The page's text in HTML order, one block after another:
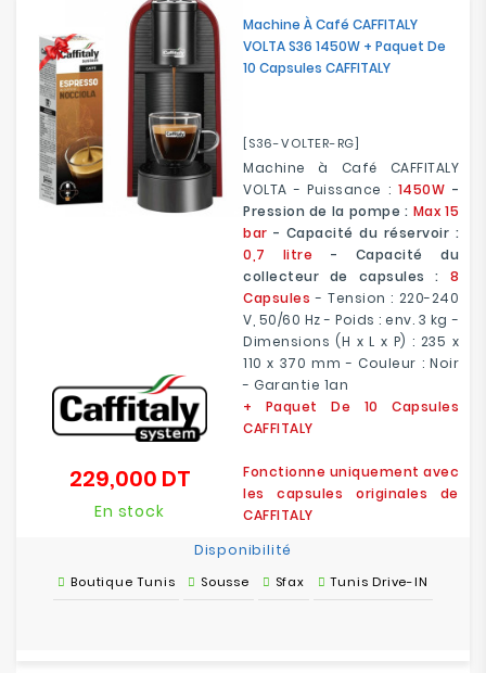
Machine À Café CAFFITALY
VOLTA S36 1450W + Paquet De
10 Capsules CAFFITALY
[S36-VOLTER-RG]
Machine à Café CAFFITALY
VOLTA - Puissance : 1450W -
Pression de la pompe : Max 15
bar - Capacité du réservoir :
0,7 litre - Capacité du
collecteur de capsules : 8
Capsules - Tension : 220-240
V, 50/60 Hz - Poids : env. 3 kg -
Dimensions (H x L x P) : 235 x
110 x 370 mm - Couleur : Noir
- Garantie 1an
+ Paquet De 10 Capsules
CAFFITALY
Fonctionne uniquement avec
les capsules originales de
CAFFITALY
229,000 DTPrix
En stock
Disponibilité
Boutique Tunis Sousse Sfax Tunis Drive-IN